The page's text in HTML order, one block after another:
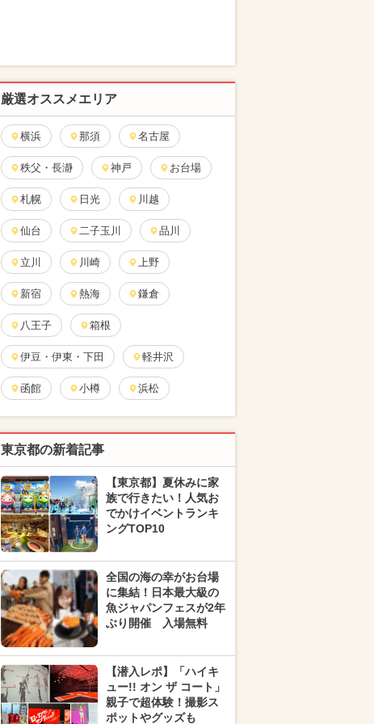
厳選オススメエリア
横浜 那須 名古屋
秩父・長瀞 神戸 お台場
札幌 日光 川越
仙台 二子玉川 品川
立川 川崎 上野
新宿 熱海 鎌倉
八王子 箱根
伊豆・伊東・下田 軽井沢
函館 小樽 浜松
東京都の新着記事
【東京都】夏休みに家
族で行きたい！人気お
でかけイベントランキ
ングTOP10
全国の海の幸がお台場
に集結！日本最大級の
魚ジャパンフェスが2年
ぶり開催 入場無料
【潜入レポ】「ハイキ
ュー!! オン ザ コート」
親子で超体験！撮影ス
ポットやグッズも